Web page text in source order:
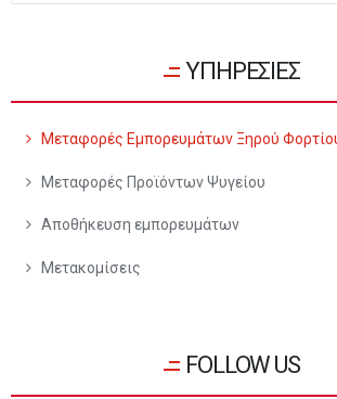
ΥΠΗΡΕΣΙΕΣ
Μεταφορές Εμπορευμάτων Ξηρού
Μεταφορές Προϊόντων Ψυγείου
Αποθήκευση εμπορευμάτων
Μετακομίσεις
FOLLOW US